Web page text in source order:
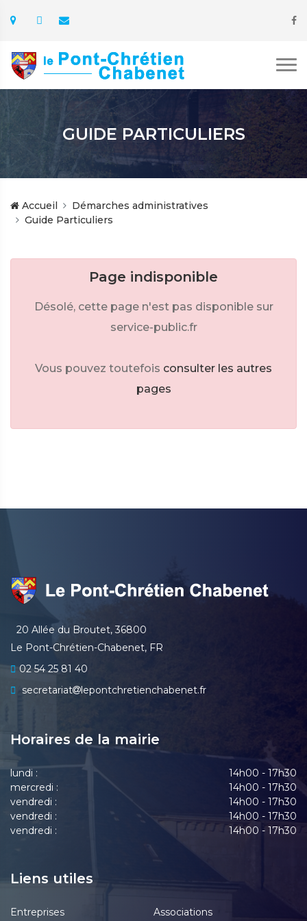
GUIDE PARTICULIERS
Accueil
Démarches administratives
Guide Particuliers
Page indisponible
Désolé, cette page n'est pas disponible sur
service-public.fr
Vous pouvez toutefois consulter les autres
pages
20 Allée du Broutet, 36800
Le Pont-Chrétien-Chabenet, FR
02 54 25 81 40
secretariat
lepontchretienchabenet.fr
Horaires de la mairie
lundi :
14h00 - 17h30
mercredi :
14h00 - 17h30
vendredi :
14h00 - 17h30
vendredi :
14h00 - 17h30
vendredi :
14h00 - 17h30
Liens utiles
Entreprises Associations